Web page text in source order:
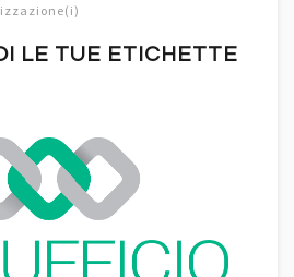
LE TUE ETICHETTE